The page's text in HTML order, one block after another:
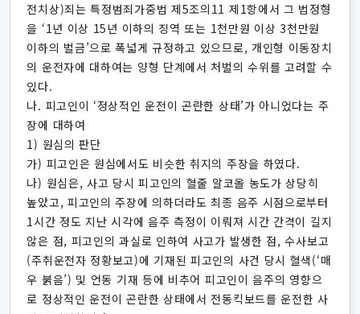
전치상)죄는 특정범죄가중법 제5조의11 제1항에서 그 법정형
을 ‘1년 이상 15년 이하의 징역 또는 1천만원 이상 3천만원
이하의 벌금’으로 폭넓게 규정하고 있으므로, 개인형 이동장치
의 운전자에 대하여는 양형 단계에서 처벌의 수위를 고려할 수
있다.
나. 피고인이 ‘정상적인 운전이 곤란한 상태’가 아니었다는 주
장에 대하여
1) 원심의 판단
가) 피고인은 원심에서도 비슷한 취지의 주장을 하였다.
나) 원심은, 사고 당시 피고인의 혈줄 알코올 농도가 상당히
높았고, 피고인의 주장에 의하더라도 최종 음주 시점으로부터
1시간 정도 지난 시각에 음주 측정이 이뤄져 시간 간격이 길지
않은 점, 피고인의 과실로 인하여 사고가 발생한 점, 수사보고
(주취운전자 정황보고)에 기재된 피고인의 사건 당시 혈색(‘매
우 붉음’) 및 언동 기재 등에 비추어 피고인이 음주의 영향으
로 정상적인 운전이 곤란한 상태에서 전동킥보드를 운전한 사